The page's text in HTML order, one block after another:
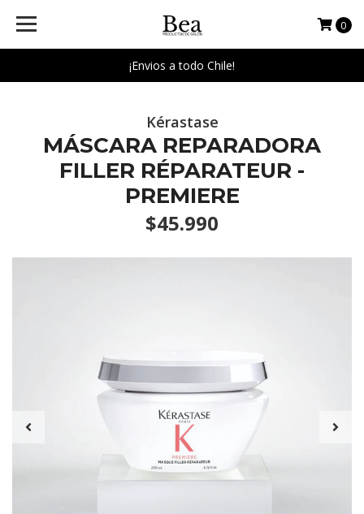
¡Envios a todo Chile!
0
Kérastase
MÁSCARA REPARADORA
FILLER RÉPARATEUR -
PREMIERE
$45.990